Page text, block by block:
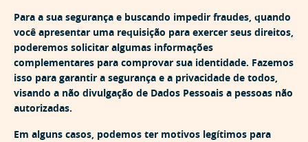
Para a sua segurança e buscando impedir fraudes, quando
você apresentar uma requisição para exercer seus direitos,
poderemos solicitar algumas informações
complementares para comprovar sua identidade. Fazemos
isso para garantir a segurança e a privacidade de todos,
visando a não divulgação de Dados Pessoais a pessoas não
autorizadas.
Em alguns casos, podemos ter motivos legítimos para